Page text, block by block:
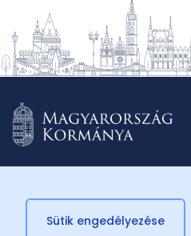
Sütik engedélyezése